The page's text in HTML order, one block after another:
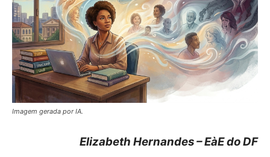
Imagem gerada por IA.
Elizabeth Hernandes – EàE do DF